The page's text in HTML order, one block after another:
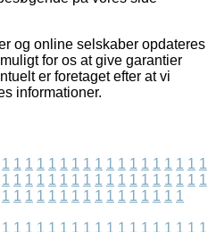
og online selskaber opdateres
for os at give garantier
er foretaget efter at vi
informationer.
1 1 1 1 1 1 1 1 1 1 1 1 1 1 1 1 1 1
1 1 1 1 1 1 1 1 1 1 1 1 1 1 1 1 1 1
1 1 1 1 1 1 1 1 1 1 1 1 1 1 1 1
1 1 1 1 1 1 1 1 1 1 1 1 1 1 1 1 1 1